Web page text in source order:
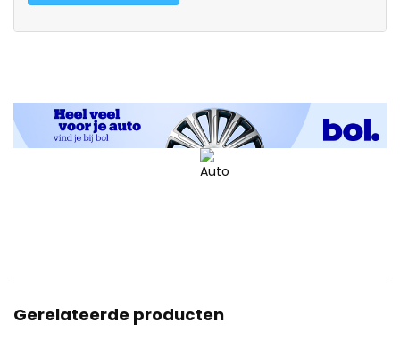
Gerelateerde producten